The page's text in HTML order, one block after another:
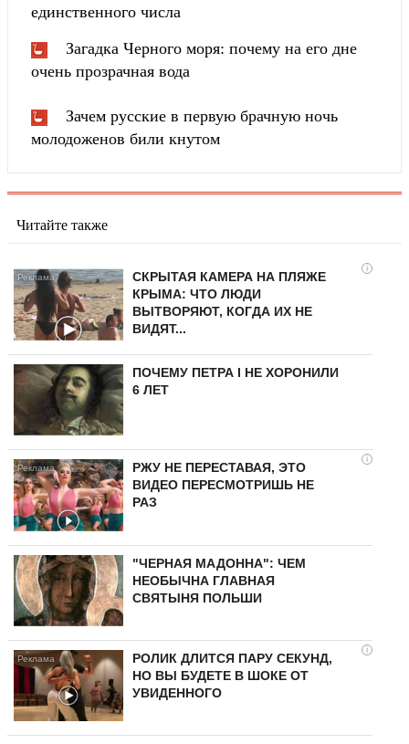
единственного числа
Загадка Черного моря: почему на его дне
очень прозрачная вода
Зачем русские в первую брачную ночь
молодоженов били кнутом
Читайте также
i
СКРЫТАЯ КАМЕРА НА ПЛЯЖЕ
КРЫМА: ЧТО ЛЮДИ
ВЫТВОРЯЮТ, КОГДА ИХ НЕ
ВИДЯТ...
ПОЧЕМУ ПЕТРА I НЕ ХОРОНИЛИ
6 ЛЕТ
i
РЖУ НЕ ПЕРЕСТАВАЯ, ЭТО
ВИДЕО ПЕРЕСМОТРИШЬ НЕ
РАЗ
"ЧЕРНАЯ МАДОННА": ЧЕМ
НЕОБЫЧНА ГЛАВНАЯ
СВЯТЫНЯ ПОЛЬШИ
i
РОЛИК ДЛИТСЯ ПАРУ СЕКУНД,
НО ВЫ БУДЕТЕ В ШОКЕ ОТ
УВИДЕННОГО